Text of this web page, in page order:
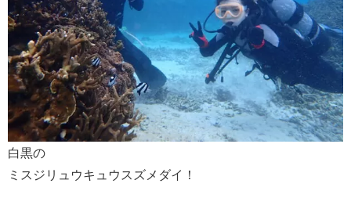
白黒の
ミスジリュウキュウスズメダイ！